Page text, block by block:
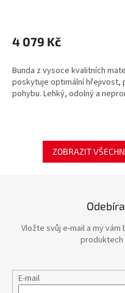
4 079 Kč
Bunda z vysoce kvalitních
poskytuje optimální
pohybu. Lehký, odolný a
ZOBRAZIT
Vložte svůj e-mail a my
produktech
E-mail